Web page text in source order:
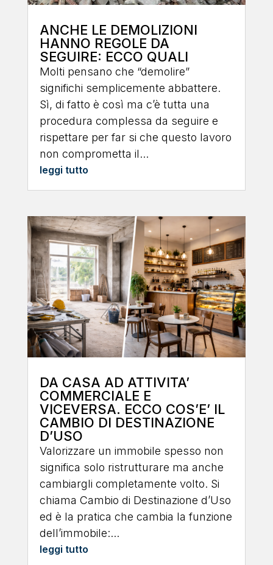
ANCHE LE DEMOLIZIONI
HANNO REGOLE DA
SEGUIRE: ECCO QUALI
Molti pensano che “demolire”
significhi semplicemente abbattere.
Sì, di fatto è così ma c’è tutta una
procedura complessa da seguire e
rispettare per far si che questo lavoro
leggi tutto
DA CASA AD ATTIVITA’
COMMERCIALE E
VICEVERSA. ECCO COS’E’ IL
CAMBIO DI DESTINAZIONE
D’USO
Valorizzare un immobile spesso non
significa solo ristrutturare ma anche
cambiargli completamente volto. Si
chiama Cambio di Destinazione d’Uso